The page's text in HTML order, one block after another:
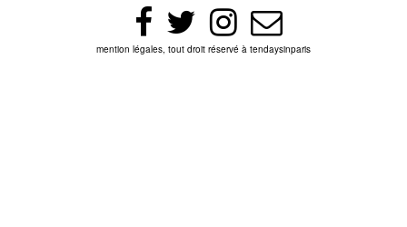
mention légales, tout droit réservé à tendaysinparis